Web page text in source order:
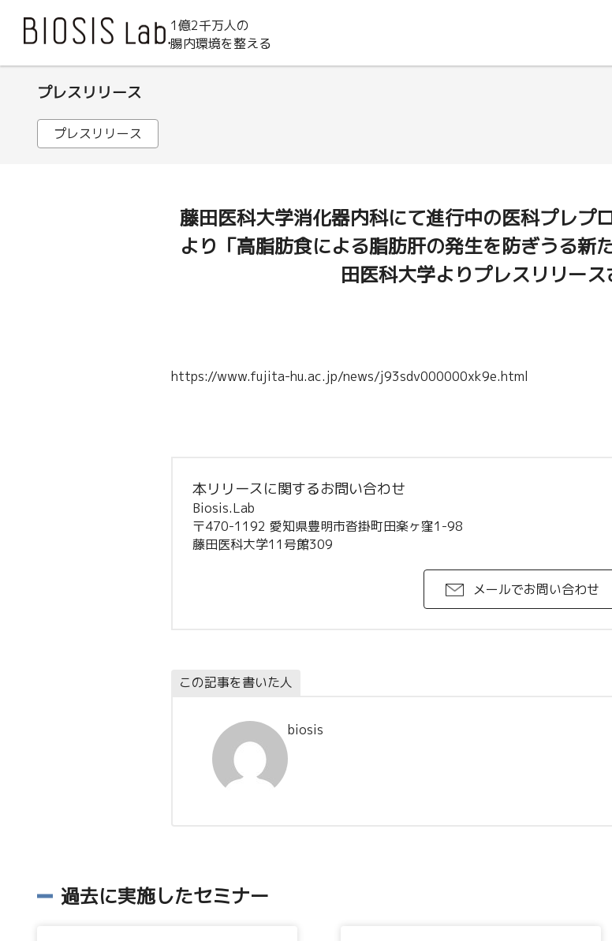
1億2千万人の
腸内環境を整える
プレスリリース
プレスリリース
藤田医科大学消化器内科にて進行中の医科プレプ
より「高脂肪食による脂肪肝の発生を防ぎうる新
田医科大学よりプレスリリース
https://www.fujita-hu.ac.jp/news/j93sdv000000xk9e.html
本リリースに関するお問い合わせ
Biosis.Lab
〒470-1192 愛知県豊明市沓掛町田楽ヶ窪1-98
藤田医科大学11号館309
メールでお問い合わせ
この記事を書いた人
biosis
過去に実施したセミナー